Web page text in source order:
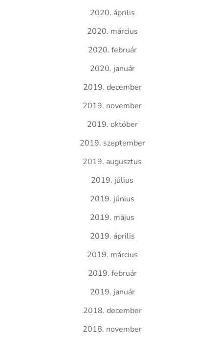
2020. április
2020. március
2020. február
2020. január
2019. december
2019. november
2019. október
2019. szeptember
2019. augusztus
2019. július
2019. június
2019. május
2019. április
2019. március
2019. február
2019. január
2018. december
2018. november